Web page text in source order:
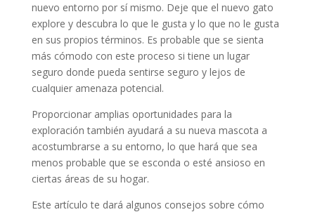
nuevo entorno por sí mismo. Deje que el nuevo gato
explore y descubra lo que le gusta y lo que no le gusta
en sus propios términos. Es probable que se sienta
más cómodo con este proceso si tiene un lugar
seguro donde pueda sentirse seguro y lejos de
cualquier amenaza potencial.
Proporcionar amplias oportunidades para la
exploración también ayudará a su nueva mascota a
acostumbrarse a su entorno, lo que hará que sea
menos probable que se esconda o esté ansioso en
ciertas áreas de su hogar.
Este artículo te dará algunos consejos sobre cómo